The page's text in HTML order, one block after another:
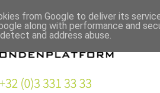
from Google to deliver its
along with performance and
and address abuse.